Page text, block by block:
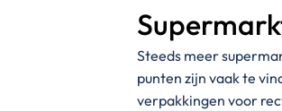
Steeds meer
punten zijn vaak te
verpakkingen voor